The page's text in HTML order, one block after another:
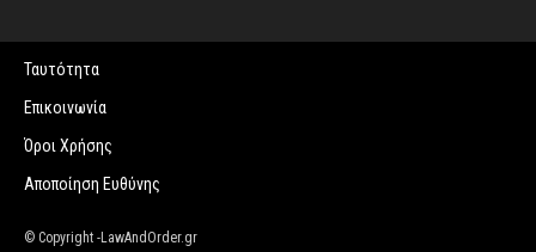
Ταυτότητα
Επικοινωνία
Όροι Χρήσης
Αποποίηση Ευθύνης
© Copyright -LawAndOrder.gr